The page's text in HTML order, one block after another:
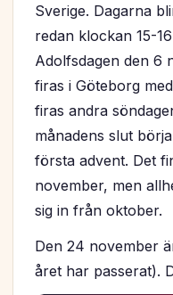
Sverige. Dagarna
redan klockan 15-
Adolfsdagen den 6
firas i Göteborg
firas andra
månadens slut
första advent. Det
november, men
sig in från oktober.
Den 24 november
året har passerat).